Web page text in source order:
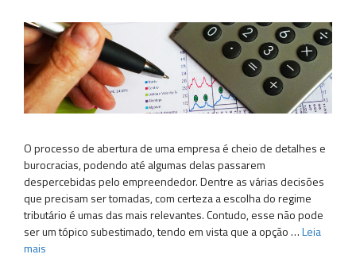
O processo de abertura de uma empresa é cheio de detalhes e
burocracias, podendo até algumas delas passarem
despercebidas pelo empreendedor. Dentre as várias decisões
que precisam ser tomadas, com certeza a escolha do regime
tributário é umas das mais relevantes. Contudo, esse não pode
ser um tópico subestimado, tendo em vista que a opção …Leia
mais